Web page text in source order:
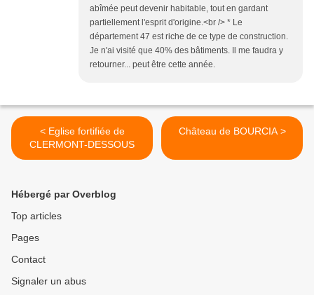
abîmée peut devenir habitable, tout en gardant
partiellement l'esprit d'origine.<br /> * Le
département 47 est riche de ce type de construction.
Je n'ai visité que 40% des bâtiments. Il me faudra y
retourner... peut être cette année.
< Eglise fortifiée de
CLERMONT-DESSOUS
Château de BOURCIA >
Hébergé par Overblog
Top articles
Pages
Contact
Signaler un abus